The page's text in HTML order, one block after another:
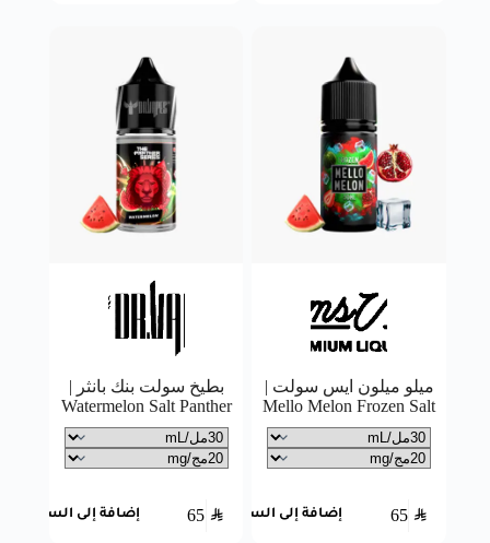
ميلو ميلون ايس سولت |
Mello Melon Frozen Salt
65 SAR إضافة إلى السلة
بطيخ سولت بنك بانثر |
Watermelon Salt Panther
65 SAR إضافة إلى السلة